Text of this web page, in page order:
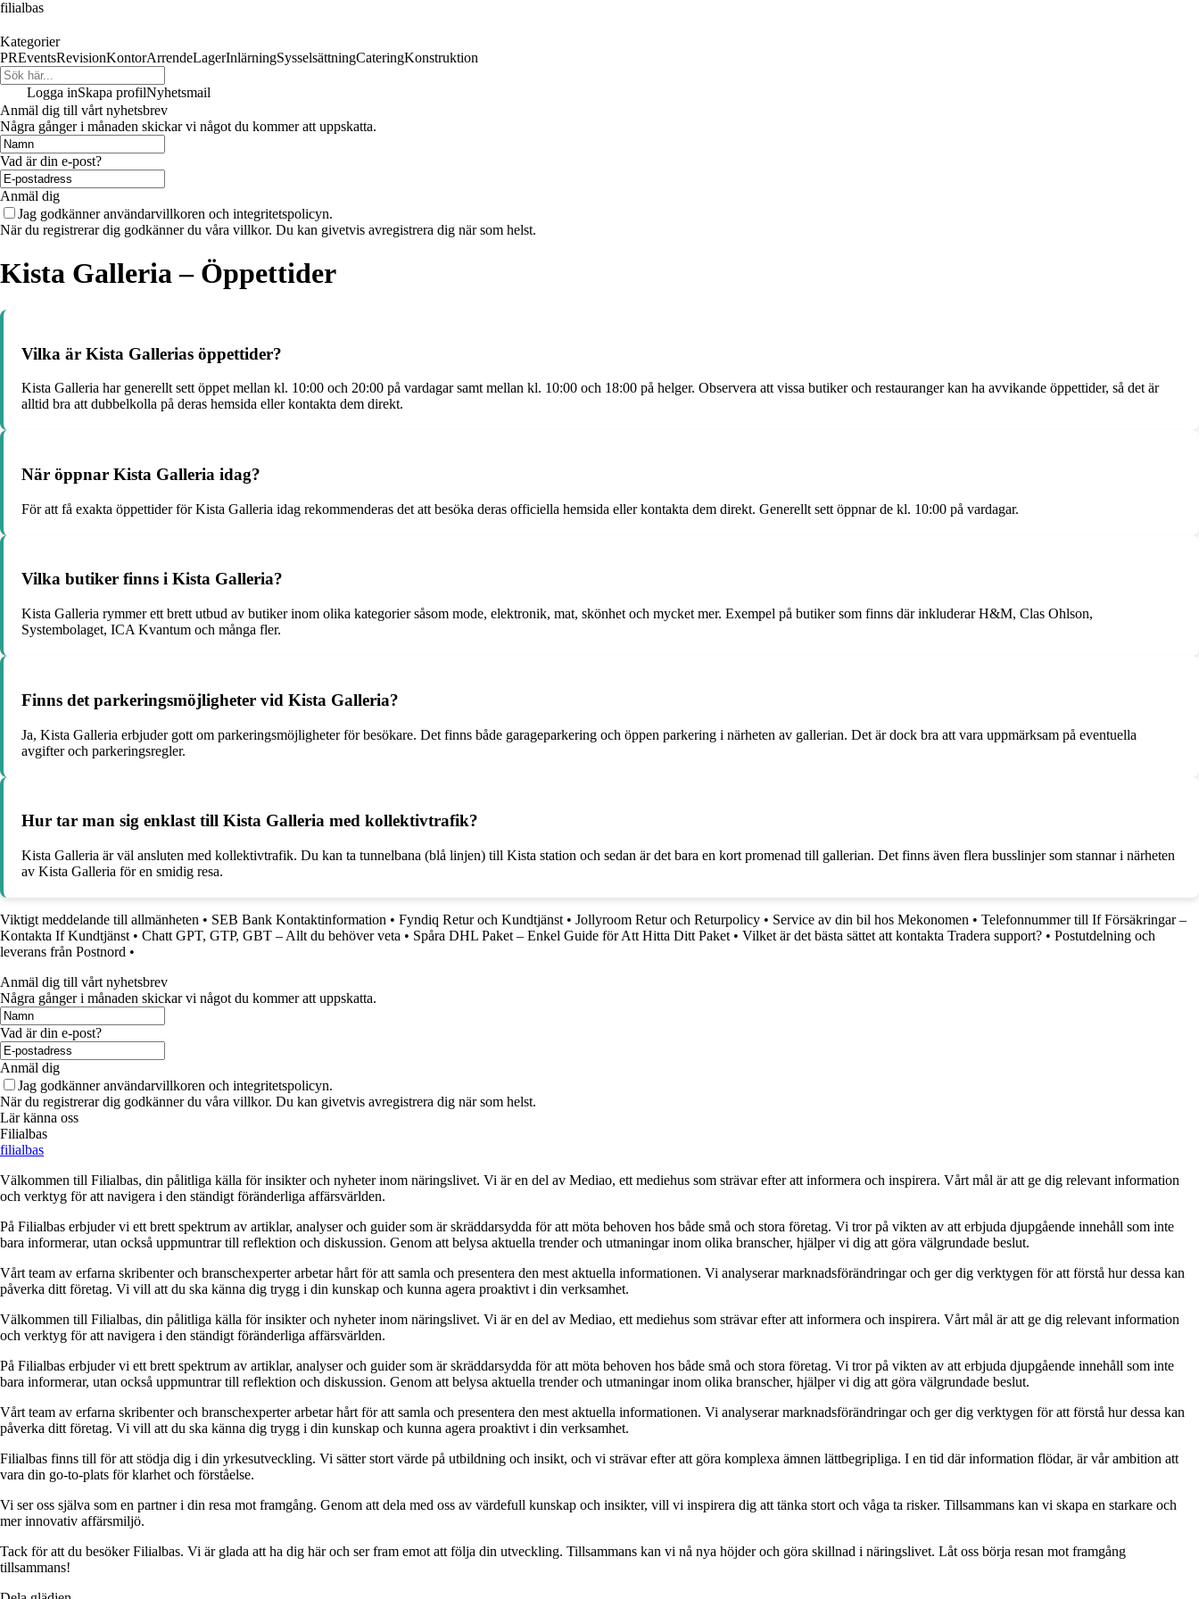
filialbas
Kategorier
PREventsRevisionKontorArrendeLagerInlärningSysselsättningCateringKonstruktion
Logga inSkapa profilNyhetsmail
Anmäl dig till vårt nyhetsbrev
Några gånger i månaden skickar vi något du kommer att uppskatta.
Vad är din e-post?
Anmäl dig
Jag godkänner användarvillkoren och integritetspolicyn.
När du registrerar dig godkänner du våra villkor. Du kan givetvis avregistrera dig när som helst.
Kista Galleria – Öppettider
Vilka är Kista Gallerias öppettider?
Kista Galleria har generellt sett öppet mellan kl. 10:00 och 20:00 på vardagar samt mellan kl. 10:00 och 18:00 på helger. Observera att vissa butiker och restauranger kan ha avvikande öppettider, så det är
alltid bra att dubbelkolla på deras hemsida eller kontakta dem direkt.
När öppnar Kista Galleria idag?
För att få exakta öppettider för Kista Galleria idag rekommenderas det att besöka deras officiella hemsida eller kontakta dem direkt. Generellt sett öppnar de kl. 10:00 på vardagar.
Vilka butiker finns i Kista Galleria?
Kista Galleria rymmer ett brett utbud av butiker inom olika kategorier såsom mode, elektronik, mat, skönhet och mycket mer. Exempel på butiker som finns där inkluderar H&M, Clas Ohlson,
Systembolaget, ICA Kvantum och många fler.
Finns det parkeringsmöjligheter vid Kista Galleria?
Ja, Kista Galleria erbjuder gott om parkeringsmöjligheter för besökare. Det finns både garageparkering och öppen parkering i närheten av gallerian. Det är dock bra att vara uppmärksam på eventuella
avgifter och parkeringsregler.
Hur tar man sig enklast till Kista Galleria med kollektivtrafik?
Kista Galleria är väl ansluten med kollektivtrafik. Du kan ta tunnelbana (blå linjen) till Kista station och sedan är det bara en kort promenad till gallerian. Det finns även flera busslinjer som stannar i närheten
av Kista Galleria för en smidig resa.
Viktigt meddelande till allmänheten • SEB Bank Kontaktinformation • Fyndiq Retur och Kundtjänst • Jollyroom Retur och Returpolicy • Service av din bil hos Mekonomen • Telefonnummer till If Försäkringar –
Kontakta If Kundtjänst • Chatt GPT, GTP, GBT – Allt du behöver veta • Spåra DHL Paket – Enkel Guide för Att Hitta Ditt Paket • Vilket är det bästa sättet att kontakta Tradera support? • Postutdelning och
leverans från Postnord •
Anmäl dig till vårt nyhetsbrev
Några gånger i månaden skickar vi något du kommer att uppskatta.
Vad är din e-post?
Anmäl dig
Jag godkänner användarvillkoren och integritetspolicyn.
När du registrerar dig godkänner du våra villkor. Du kan givetvis avregistrera dig när som helst.
Lär känna oss
Filialbas
filialbas
Välkommen till Filialbas, din pålitliga källa för insikter och nyheter inom näringslivet. Vi är en del av Mediao, ett mediehus som strävar efter att informera och inspirera. Vårt mål är att ge dig relevant information
och verktyg för att navigera i den ständigt föränderliga affärsvärlden.
På Filialbas erbjuder vi ett brett spektrum av artiklar, analyser och guider som är skräddarsydda för att möta behoven hos både små och stora företag. Vi tror på vikten av att erbjuda djupgående innehåll som inte
bara informerar, utan också uppmuntrar till reflektion och diskussion. Genom att belysa aktuella trender och utmaningar inom olika branscher, hjälper vi dig att göra välgrundade beslut.
Vårt team av erfarna skribenter och branschexperter arbetar hårt för att samla och presentera den mest aktuella informationen. Vi analyserar marknadsförändringar och ger dig verktygen för att förstå hur dessa kan
påverka ditt företag. Vi vill att du ska känna dig trygg i din kunskap och kunna agera proaktivt i din verksamhet.
Välkommen till Filialbas, din pålitliga källa för insikter och nyheter inom näringslivet. Vi är en del av Mediao, ett mediehus som strävar efter att informera och inspirera. Vårt mål är att ge dig relevant information
och verktyg för att navigera i den ständigt föränderliga affärsvärlden.
På Filialbas erbjuder vi ett brett spektrum av artiklar, analyser och guider som är skräddarsydda för att möta behoven hos både små och stora företag. Vi tror på vikten av att erbjuda djupgående innehåll som inte
bara informerar, utan också uppmuntrar till reflektion och diskussion. Genom att belysa aktuella trender och utmaningar inom olika branscher, hjälper vi dig att göra välgrundade beslut.
Vårt team av erfarna skribenter och branschexperter arbetar hårt för att samla och presentera den mest aktuella informationen. Vi analyserar marknadsförändringar och ger dig verktygen för att förstå hur dessa kan
påverka ditt företag. Vi vill att du ska känna dig trygg i din kunskap och kunna agera proaktivt i din verksamhet.
Filialbas finns till för att stödja dig i din yrkesutveckling. Vi sätter stort värde på utbildning och insikt, och vi strävar efter att göra komplexa ämnen lättbegripliga. I en tid där information flödar, är vår ambition att
vara din go-to-plats för klarhet och förståelse.
Vi ser oss själva som en partner i din resa mot framgång. Genom att dela med oss av värdefull kunskap och insikter, vill vi inspirera dig att tänka stort och våga ta risker. Tillsammans kan vi skapa en starkare och
mer innovativ affärsmiljö.
Tack för att du besöker Filialbas. Vi är glada att ha dig här och ser fram emot att följa din utveckling. Tillsammans kan vi nå nya höjder och göra skillnad i näringslivet. Låt oss börja resan mot framgång
tillsammans!